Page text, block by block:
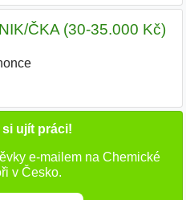
ČKA (30-35.000 Kč)
si ujít práci!
e-mailem na Chemické
v Česko.